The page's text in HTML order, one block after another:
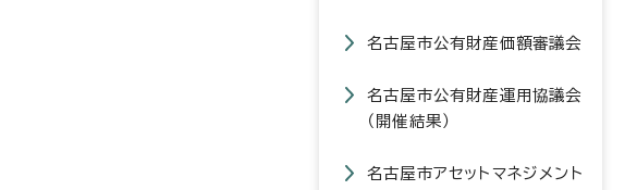
名古屋市公有財産価額審議会
名古屋市公有財産運用協議会
（開催結果）
名古屋市アセットマネジメント